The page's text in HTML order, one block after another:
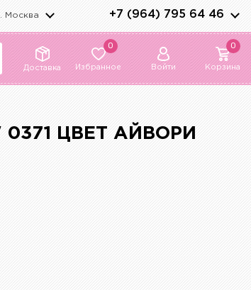
Москва +7 (964) 795 64 46
Доставка
0
Избранное Войти
0
Корзина
ЦВЕТ АЙВОРИ